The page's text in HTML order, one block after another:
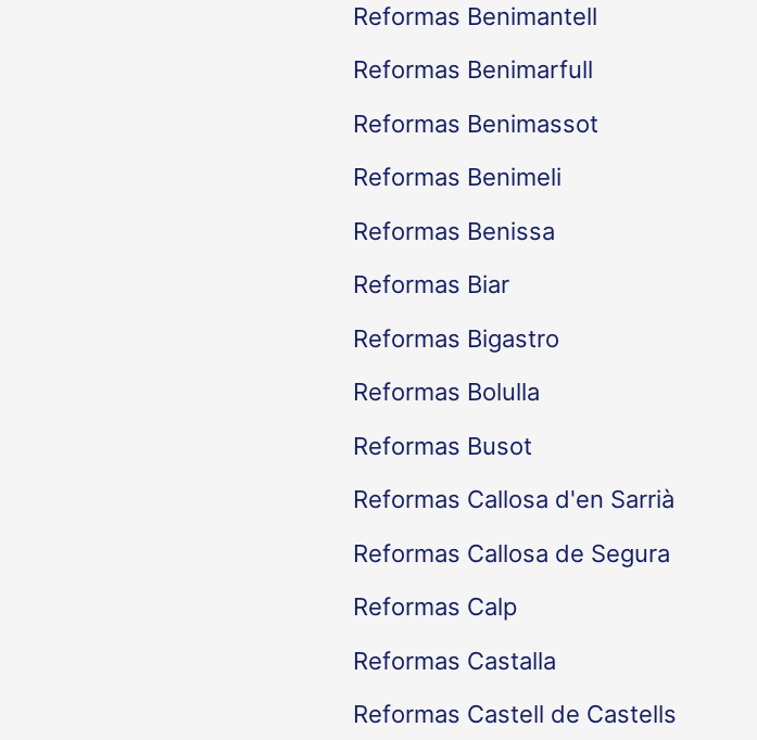
Reformas Benimantell
Reformas Benimarfull
Reformas Benimassot
Reformas Benimeli
Reformas Benissa
Reformas Biar
Reformas Bigastro
Reformas Bolulla
Reformas Busot
Reformas Callosa d'en Sarrià
Reformas Callosa de Segura
Reformas Calp
Reformas Castalla
Reformas Castell de Castells